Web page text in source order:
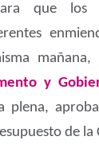
que los
y
plena,
de la